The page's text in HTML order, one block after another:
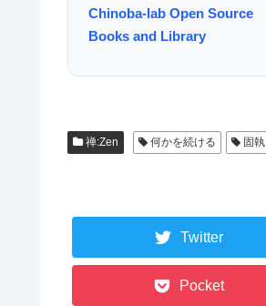
Chinoba-lab Open Source
Books and Library
禅:Zen 何かを続ける 固執
Twitter
Pocket